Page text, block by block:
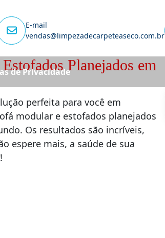
E-mail
vendas@limpezadecarpeteaseco.com.br
de PrivacidadePlanejados em
perfeita para você em
modular e estofados planejados
Os resultados são incríveis,
espere mais, a saúde de sua